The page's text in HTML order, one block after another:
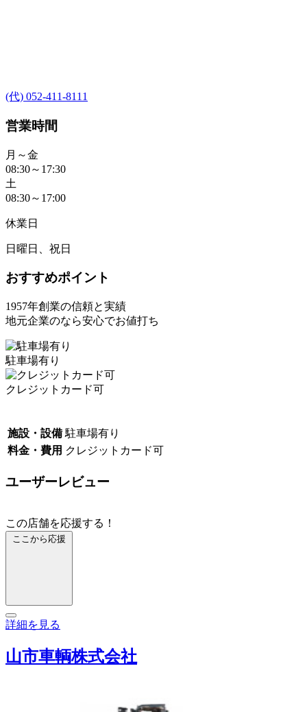
(代) 052-411-8111
営業時間
月～金
08:30～17:30
土
08:30～17:00
休業日
日曜日、祝日
おすすめポイント
1957年創業の信頼と実績
地元企業のなら安心でお値打ち
駐車場有り
クレジットカード可
施設・設備 駐車場有り
料金・費用 クレジットカード可
ユーザーレビュー
この店舗を応援する！
ここから応援
詳細を見る
山市車輌株式会社